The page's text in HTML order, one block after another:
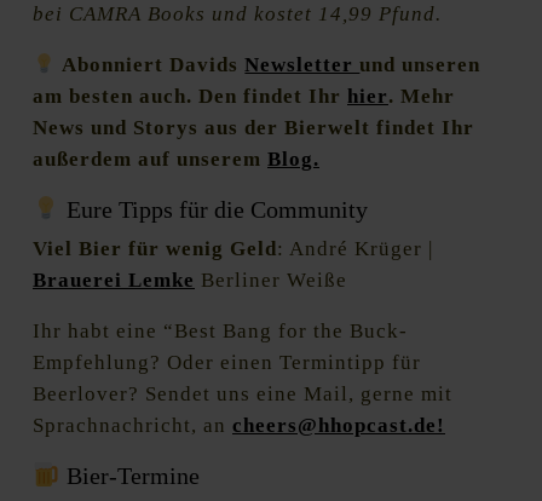
bei CAMRA Books und kostet 14,99 Pfund.
Abonniert DavidsNewsletterund unseren
am besten auch. Den findet Ihr hier. Mehr
News und Storys aus der Bierwelt findet Ihr
außerdem auf unserem Blog.
Eure Tipps für die Community
Viel Bier für wenig Geld: André Krüger |
Brauerei Lemke Berliner Weiße
Ihr habt eine “Best Bang for the Buck-
Empfehlung? Oder einen Termintipp für
Beerlover? Sendet uns eine Mail, gerne mit
Sprachnachricht, an cheers@hhopcast.de!
Bier-Termine